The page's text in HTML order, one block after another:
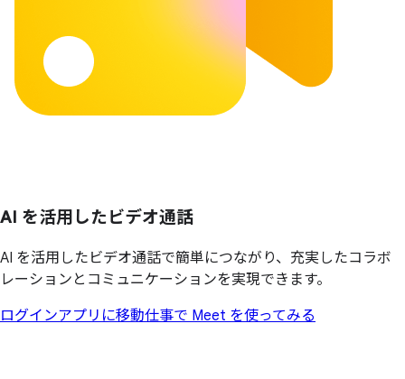
AI を活用したビデオ通話
AI を活用したビデオ通話で簡単につながり、充実したコラボ
レーションとコミュニケーションを実現できます。
ログインアプリに移動仕事で Meet を使ってみる